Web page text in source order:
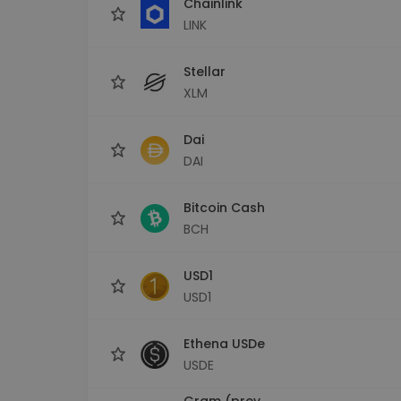
LINK
Stellar
XLM
Dai
DAI
Bitcoin Cash
BCH
USD1
USD1
Ethena USDe
USDE